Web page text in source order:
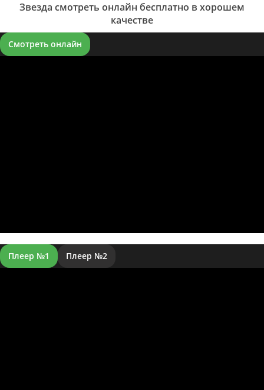
Звезда смотреть онлайн бесплатно в хорошем
качестве
Смотреть онлайн
Плеер №1 Плеер №2